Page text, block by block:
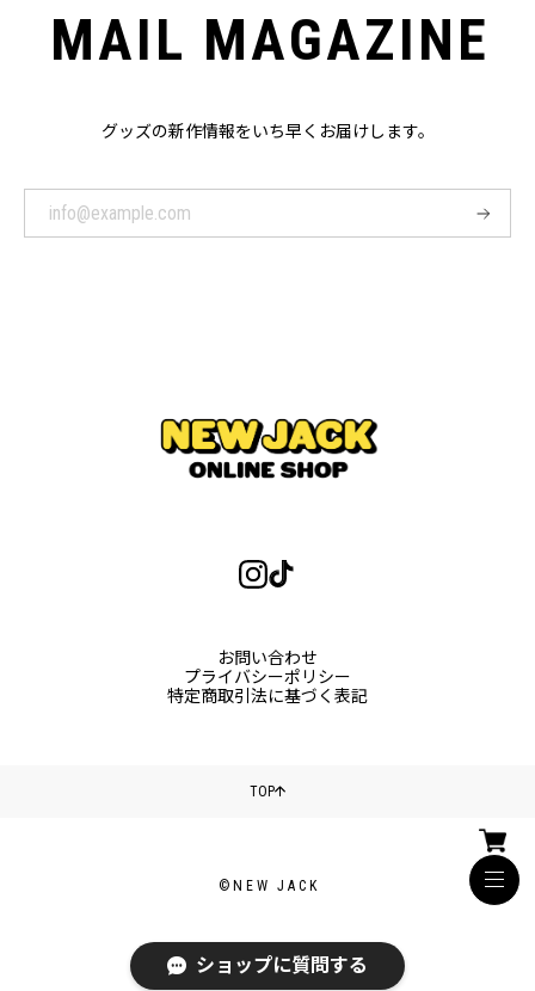
MAIL MAGAZINE
グッズの新作情報をいち早くお届けします。
登
録
お問い合わせ
プライバシーポリシー
特定商取引法に基づく表記
TOP
©NEW JACK
ショップに質問する